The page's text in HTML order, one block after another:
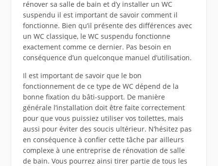
rénover sa salle de bain et d’y installer un WC
suspendu il est important de savoir comment il
fonctionne. Bien qu’il présente des différences avec
un WC classique, le WC suspendu fonctionne
exactement comme ce dernier. Pas besoin en
conséquence d’un quelconque manuel d’utilisation.
Il est important de savoir que le bon
fonctionnement de ce type de WC dépend de la
bonne fixation du bâti-support. De manière
générale l’installation doit être faite correctement
pour que vous puissiez utiliser vos toilettes, mais
aussi pour éviter des soucis ultérieur. N’hésitez pas
en conséquence à confier cette tâche par ailleurs
complexe à une entreprise de rénovation de salle
de bain. Vous pourrez ainsi tirer partie de tous les